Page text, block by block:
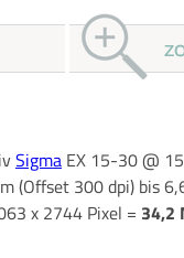
Sigma EX 15-30 @
(Offset 300 dpi) bis
x 2744 Pixel = 34,2